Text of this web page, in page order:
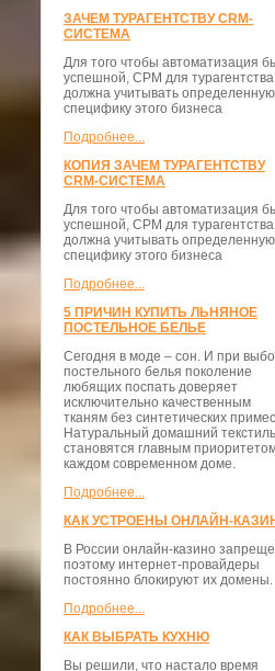
ЗАЧЕМ ТУРАГЕНТСТВУ CRM-
СИСТЕМА
Для того чтобы автоматизация
успешной, СРМ для турагентства
должна учитывать определенную
специфику этого бизнеса
Подробнее...
КОПИЯ ЗАЧЕМ ТУРАГЕНТСТВУ
CRM-СИСТЕМА
Для того чтобы автоматизация
успешной, СРМ для турагентства
должна учитывать определенную
специфику этого бизнеса
Подробнее...
5 ПРИЧИН КУПИТЬ ЛЬНЯНОЕ
ПОСТЕЛЬНОЕ БЕЛЬЕ
Сегодня в моде – сон. И при
постельного белья поколение
любящих поспать доверяет
исключительно качественным
тканям без синтетических
Натуральный домашний текстиль
становятся главным
каждом современном доме.
Подробнее...
КАК УСТРОЕНЫ ОНЛАЙН-
В России онлайн-казино
поэтому интернет-провайдеры
постоянно блокируют их домены.
Подробнее...
КАК ВЫБРАТЬ КУХНЮ
Вы решили, что настало время